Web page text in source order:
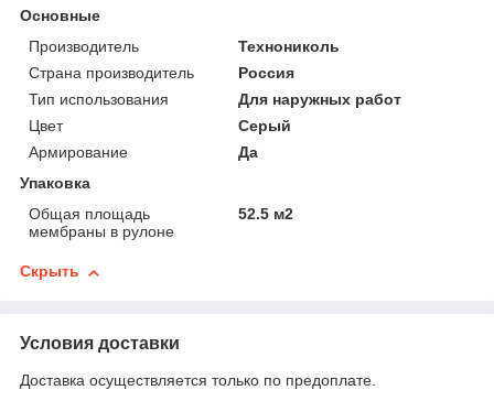
Основные
Производитель
Технониколь
Страна производитель
Россия
Тип использования
Для наружных работ
Цвет
Серый
Армирование
Да
Упаковка
Общая площадь
мембраны в рулоне
52.5 м2
Скрыть
Условия доставки
Доставка осуществляется только по предоплате.